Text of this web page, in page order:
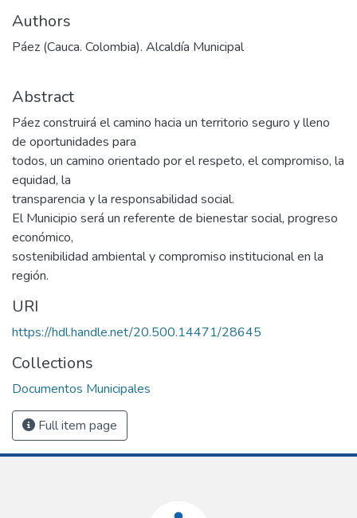
Authors
Páez (Cauca. Colombia). Alcaldía Municipal
Abstract
Páez construirá el camino hacia un territorio seguro y lleno
de oportunidades para
todos, un camino orientado por el respeto, el compromiso, la
equidad, la
transparencia y la responsabilidad social.
El Municipio será un referente de bienestar social, progreso
económico,
sostenibilidad ambiental y compromiso institucional en la
región.
URI
https://hdl.handle.net/20.500.14471/28645
Collections
Documentos Municipales
Full item page